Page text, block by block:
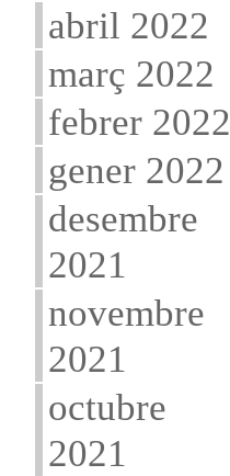
abril 2022
març 2022
febrer 2022
gener 2022
desembre
2021
novembre
2021
octubre
2021